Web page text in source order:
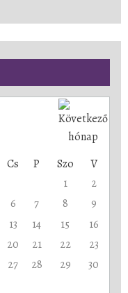
Cs P Szo
V
1
2
6 7 8
9
13 14 15
16
20 21 22
23
27 28 29
30